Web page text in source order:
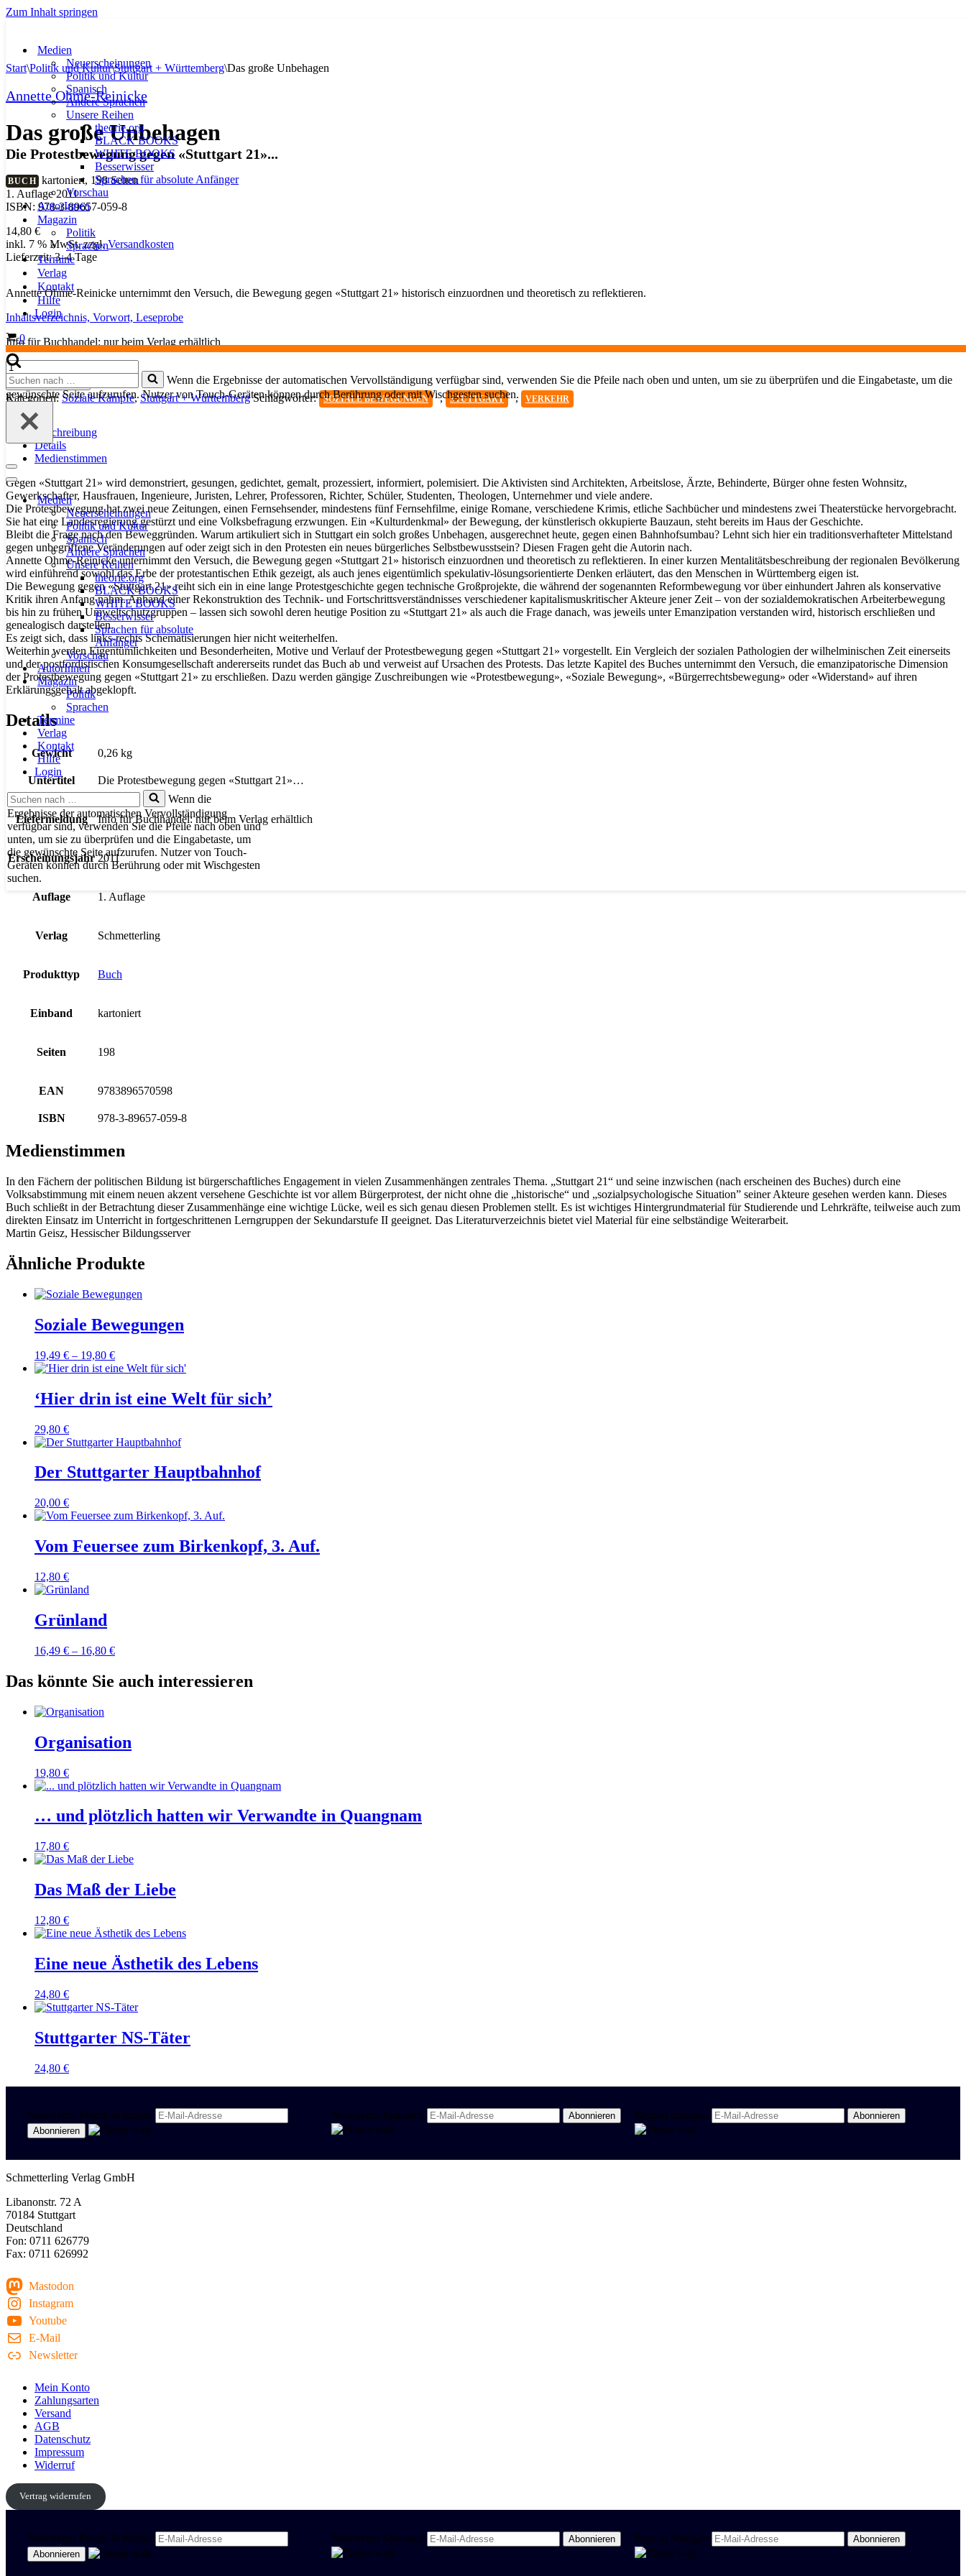
Zum Inhalt springen
Medien
Neuerscheinungen
Politik und Kultur
Spanisch
Andere Sprachen
Unsere Reihen
theorie.org
BLACK BOOKS
WHITE BOOKS
Besserwisser
Sprachen für absolute Anfänger
Vorschau
AutorInnen
Magazin
Politik
Sprachen
Termine
Verlag
Kontakt
Hilfe
Login
Warenkorb
0
Suchen
nach …
Wenn die Ergebnisse der automatischen Vervollständigung verfügbar sind, verwenden Sie die Pfeile nach oben und unten, um sie zu überprüfen und die Eingabetaste, um die
gewünschte Seite aufzurufen. Nutzer von Touch-Geräten können durch Berührung oder mit Wischgesten suchen.
Navigationsmenü
Navigationsmenü
Medien
Neuerscheinungen
Politik und Kultur
Spanisch
Andere Sprachen
Unsere Reihen
theorie.org
BLACK BOOKS
WHITE BOOKS
Besserwisser
Sprachen für absolute
Anfänger
Vorschau
AutorInnen
Magazin
Politik
Sprachen
Termine
Verlag
Kontakt
Hilfe
Login
Suchen
nach …
Wenn die
Ergebnisse der automatischen Vervollständigung
verfügbar sind, verwenden Sie die Pfeile nach oben und
unten, um sie zu überprüfen und die Eingabetaste, um
die gewünschte Seite aufzurufen. Nutzer von Touch-
Geräten können durch Berührung oder mit Wischgesten
suchen.
Start\Politik und Kultur\Stuttgart + Württemberg\Das große Unbehagen
Annette Ohme-Reinicke
Das große Unbehagen
Die Protestbewegung gegen «Stuttgart 21»...
BUCH kartoniert, 198 Seiten
1. Auflage 2011
ISBN: 978-3-89657-059-8
14,80 €
inkl. 7 % MwSt. zzgl.Versandkosten
Lieferzeit:3–4 Tage
Annette Ohme-Reinicke unternimmt den Versuch, die Bewegung gegen «Stuttgart 21» historisch einzuordnen und theoretisch zu reflektieren.
Inhaltsverzeichnis, Vorwort, Leseprobe
Info für Buchhandel: nur beim Verlag erhältlich
Das
große
Unbehagen
Menge
In den Warenkorb
Kategorien: Soziale Kämpfe,Stuttgart + Württemberg Schlagwörter: SOZIALE BEWEGUNGEN , STUTTGART , VERKEHR
Beschreibung
Details
Medienstimmen
Gegen «Stuttgart 21» wird demonstriert, gesungen, gedichtet, gemalt, prozessiert, informiert, polemisiert. Die Aktivisten sind Architekten, Arbeitslose, Ärzte, Behinderte, Bürger ohne festen Wohnsitz,
Gewerkschafter, Hausfrauen, Ingenieure, Juristen, Lehrer, Professoren, Richter, Schüler, Studenten, Theologen, Unternehmer und viele andere.
Die Protestbewegung hat zwei neue Zeitungen, einen Fernsehsender, mindestens fünf Fernsehfilme, einige Romane, verschiedene Krimis, etliche Sachbücher und mindestens zwei Theaterstücke hervorgebracht.
Sie hat eine Landesregierung gestürzt und eine Volksbefragung erzwungen. Ein «Kulturdenkmal» der Bewegung, der künstlerisch okkupierte Bauzaun, steht bereits im Haus der Geschichte.
Bleibt die Frage nach den Beweggründen. Warum artikuliert sich in Stuttgart ein solch großes Unbehagen, ausgerechnet heute, gegen einen Bahnhofsumbau? Lehnt sich hier ein traditionsverhafteter Mittelstand
gegen unbegriffene Veränderungen auf oder zeigt sich in den Protesten ein neues bürgerliches Selbstbewusstsein? Diesen Fragen geht die Autorin nach.
Annette Ohme-Reinicke unternimmt den Versuch, die Bewegung gegen «Stuttgart 21» historisch einzuordnen und theoretisch zu reflektieren. In einer kurzen Mentalitätsbeschreibung der regionalen Bevölkerung
wird einführend sowohl das Erbe der protestantischen Ethik gezeigt, als auch jenes eigentümlich spekulativ-lösungsorientierte Denken erläutert, das den Menschen in Württemberg eigen ist.
Die Bewegung gegen «Stuttgart 21» reiht sich ein in eine lange Protestgeschichte gegen technische Großprojekte, die während der sogenannten Reformbewegung vor über einhundert Jahren als konservative
Kritik ihren Anfang nahm. Anhand einer Rekonstruktion des Technik- und Fortschrittsverständnisses verschiedener kapitalismuskritischer Akteure jener Zeit – von der sozialdemokratischen Arbeiterbewegung
bis hin zu frühen Umweltschutzgruppen – lassen sich sowohl deren heutige Position zu «Stuttgart 21» als auch die Frage danach, was jeweils unter Emanzipation verstanden wird, historisch erschließen und
genealogisch darstellen.
Es zeigt sich, dass links-rechts Schematisierungen hier nicht weiterhelfen.
Weiterhin werden Eigentümlichkeiten und Besonderheiten, Motive und Verlauf der Protestbewegung gegen «Stuttgart 21» vorgestellt. Ein Vergleich der sozialen Pathologien der wilhelminischen Zeit einerseits
und der postfordistischen Konsumgesellschaft andererseits rundet das Buch ab und verweist auf Ursachen des Protests. Das letzte Kapitel des Buches unternimmt den Versuch, die emanzipatorische Dimension
der Protestbewegung gegen «Stuttgart 21» zu erschließen. Dazu werden gängige Zuschreibungen wie «Protestbewegung», «Soziale Bewegung», «Bürgerrechtsbewegung» oder «Widerstand» auf ihren
Erklärungsgehalt abgeklopft.
Details
Gewicht 0,26 kg
Untertitel Die Protestbewegung gegen «Stuttgart 21»…
Liefermeldung Info für Buchhandel: nur beim Verlag erhältlich
Erscheinungsjahr 2011
Auflage 1. Auflage
Verlag Schmetterling
Produkttyp Buch
Einband kartoniert
Seiten 198
EAN 9783896570598
ISBN 978-3-89657-059-8
Medienstimmen
In den Fächern der politischen Bildung ist bürgerschaftliches Engagement in vielen Zusammenhängen zentrales Thema. „Stuttgart 21“ und seine inzwischen (nach erscheinen des Buches) durch eine
Volksabstimmung mit einem neuen akzent versehene Geschichte ist vor allem Bürgerprotest, der nicht ohne die „historische“ und „sozialpsychologische Situation” seiner Akteure gesehen werden kann. Dieses
Buch schließt in der Betrachtung dieser Zusammenhänge eine wichtige Lücke, weil es sich genau diesen Problemen stellt. Es ist wichtiges Hintergrundmaterial für Studierende und Lehrkräfte, teilweise auch zum
direkten Einsatz im Unterricht in fortgeschrittenen Lerngruppen der Sekundarstufe II geeignet. Das Literaturverzeichnis bietet viel Material für eine selbständige Weiterarbeit.
Martin Geisz, Hessischer Bildungsserver
Ähnliche Produkte
Soziale Bewegungen
19,49 € – 19,80 €
‘Hier drin ist eine Welt für sich’
29,80 €
Der Stuttgarter Hauptbahnhof
20,00 €
Vom Feuersee zum Birkenkopf, 3. Auf.
12,80 €
Grünland
16,49 € – 16,80 €
Das könnte Sie auch interessieren
Organisation
19,80 €
… und plötzlich hatten wir Verwandte in Quangnam
17,80 €
Das Maß der Liebe
12,80 €
Eine neue Ästhetik des Lebens
24,80 €
Stuttgarter NS-Täter
24,80 €
Newsletter Politik & Kultur Newsletter Spanisch Region Stuttgart
Schmetterling Verlag GmbH
Libanonstr. 72 A
70184 Stuttgart
Deutschland
Fon: 0711 626779
Fax: 0711 626992
Mastodon
Instagram
Youtube
E-Mail
Newsletter
Mein Konto
Zahlungsarten
Versand
AGB
Datenschutz
Impressum
Widerruf
Vertrag widerrufen
Newsletter Politik & Kultur Newsletter Spanisch Region Stuttgart